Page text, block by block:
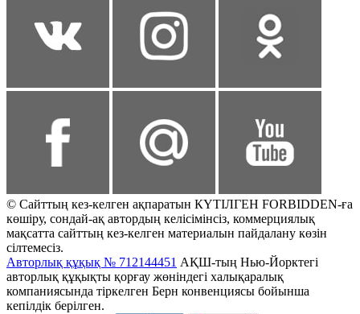
© Сайттың кез-келген ақпаратын КҮТІЛГЕН FORBIDDEN-ға
көшіру, сондай-ақ автордың келісімінсіз, коммерциялық
мақсатта сайттың кез-келген материалын пайдалану көзін
сілтемесіз.
Авторлық құқық № 712144451 АҚШ-тың Нью-Йорктегі
авторлық құқықты қорғау жөніндегі халықаралық
компаниясында тіркелген Берн конвенциясы бойынша
кепілдік берілген.